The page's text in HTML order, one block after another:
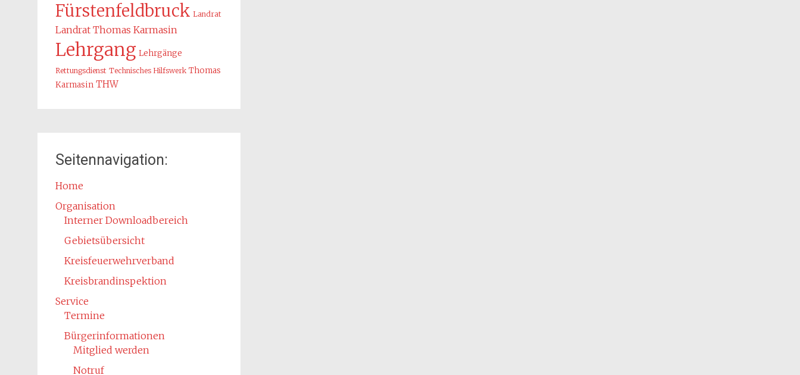
Fürstenfeldbruck Landrat
Landrat Thomas Karmasin
Lehrgang Lehrgänge
Rettungsdienst Technisches Hilfswerk Thomas
Karmasin THW
Seitennavigation:
Home
Organisation
Interner Downloadbereich
Gebietsübersicht
Kreisfeuerwehrverband
Kreisbrandinspektion
Service
Termine
Bürgerinformationen
Mitglied werden
Notruf